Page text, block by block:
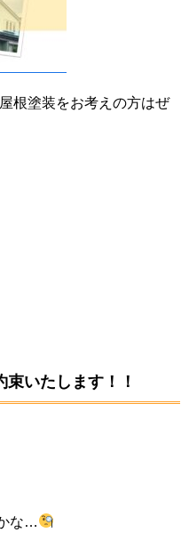
根塗装をお考えの方はぜ
いたします！！
な…